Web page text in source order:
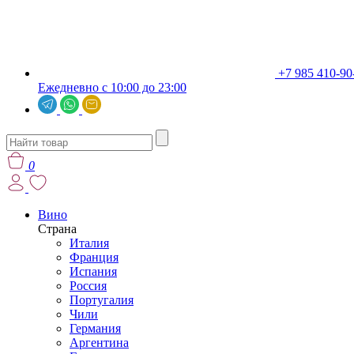
+7 985 410-
Ежедневно с 10:00 до 23:00
0
Вино
Страна
Италия
Франция
Испания
Россия
Португалия
Чили
Германия
Аргентина